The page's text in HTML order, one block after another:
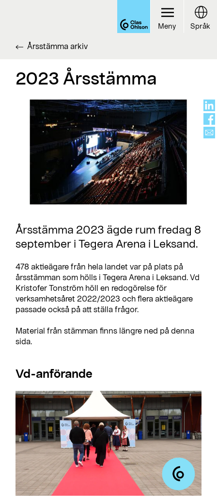
Årsstämma arkiv
2023 Årsstämma
Årsstämma 2023 ägde rum fredag 8
september i Tegera Arena i Leksand.
478 aktieägare från hela landet var på plats på
årsstämman som hölls i Tegera Arena i Leksand. Vd
Kristofer Tonström höll en redogörelse för
verksamhetsåret 2022/2023 och flera aktieägare
passade också på att ställa frågor.
Material från stämman finns längre ned på denna
sida.
Vd-anförande
Meny Språk